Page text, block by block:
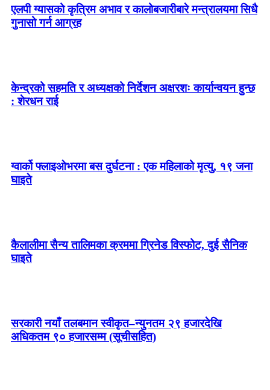
एलपी ग्यासको कृत्रिम अभाव र कालोबजारीबारे मन्त्रालयमा सिधै
गुनासो गर्न आग्रह
केन्द्रको सहमति र अध्यक्षको निर्देशन अक्षरशः कार्यान्वयन हुन्छ
: शेरधन राई
ग्वार्को फ्लाइओभरमा बस दुर्घटना : एक महिलाको मृत्यु, १९ जना
घाइते
कैलालीमा सैन्य तालिमका क्रममा ग्रिनेड विस्फोट, दुई सैनिक
घाइते
सरकारी नयाँ तलबमान स्वीकृत–न्युनतम २९ हजारदेखि
अधिकतम ९० हजारसम्म (सूचीसहित)